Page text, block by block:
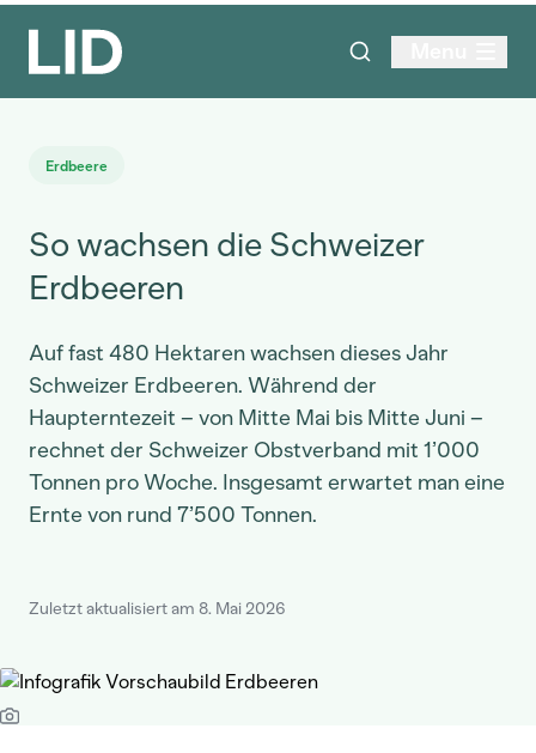
Erdbeere
So wachsen die Schweizer
Erdbeeren
Auf fast 480 Hektaren wachsen dieses Jahr
Schweizer Erdbeeren. Während der
Haupterntezeit – von Mitte Mai bis Mitte Juni –
rechnet der Schweizer Obstverband mit 1’000
Tonnen pro Woche. Insgesamt erwartet man eine
Ernte von rund 7’500 Tonnen.
Zuletzt aktualisiert am 8. Mai 2026